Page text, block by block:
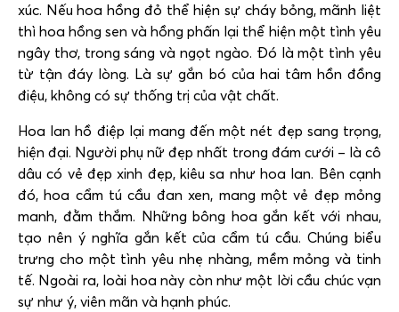
xúc. Nếu hoa hồng đỏ thể hiện sự cháy bỏng, mãnh liệt
thì hoa hồng sen và hồng phấn lại thể hiện một tình yêu
ngây thơ, trong sáng và ngọt ngào. Đó là một tình yêu
từ tận đáy lòng. Là sự gắn bó của hai tâm hồn đồng
điệu, không có sự thống trị của vật chất.
Hoa lan hồ điệp lại mang đến một nét đẹp sang trọng,
hiện đại. Người phụ nữ đẹp nhất trong đám cưới – là cô
dâu có vẻ đẹp xinh đẹp, kiêu sa như hoa lan. Bên cạnh
đó, hoa cẩm tú cầu đan xen, mang một vẻ đẹp mỏng
manh, đằm thắm. Những bông hoa gắn kết với nhau,
tạo nên ý nghĩa gắn kết của cẩm tú cầu. Chúng biểu
trưng cho một tình yêu nhẹ nhàng, mềm mỏng và tinh
tế. Ngoài ra, loài hoa này còn như một lời cầu chúc vạn
sự như ý, viên mãn và hạnh phúc.